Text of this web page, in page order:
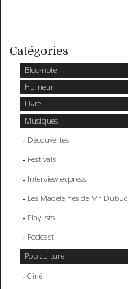
Catégories
Bloc-note
Humeur
Livre
Musiques
Découvertes
Festivals
Interview express
Les Madeleines de Mr Dubuc
Playlists
Podcast
Pop culture
Ciné